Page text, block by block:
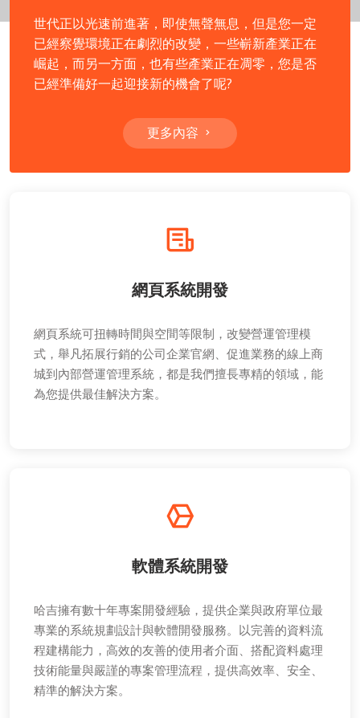
世代正以光速前進著，即使無聲無息，但是您一定
已經察覺環境正在劇烈的改變，一些嶄新產業正在
崛起，而另一方面，也有些產業正在凋零，您是否
已經準備好一起迎接新的機會了呢?
更多內容
網頁系統開發
網頁系統可扭轉時間與空間等限制，改變營運管理模
式，舉凡拓展行銷的公司企業官網、促進業務的線上商
城到內部營運管理系統，都是我們擅長專精的領域，能
為您提供最佳解決方案。
軟體系統開發
哈吉擁有數十年專案開發經驗，提供企業與政府單位最
專業的系統規劃設計與軟體開發服務。以完善的資料流
程建構能力，高效的友善的使用者介面、搭配資料處理
技術能量與嚴謹的專案管理流程，提供高效率、安全、
精準的解決方案。